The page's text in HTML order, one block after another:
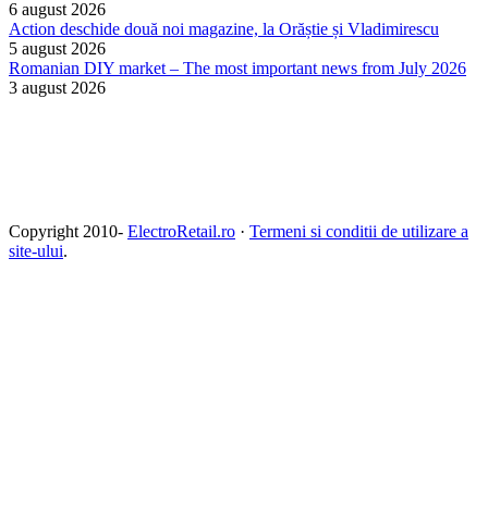
6 august 2026
Action deschide două noi magazine, la Orăștie și Vladimirescu
5 august 2026
Romanian DIY market – The most important news from July 2026
3 august 2026
Copyright 2010- ElectroRetail.ro · Termeni si conditii de utilizare a
site-ului.